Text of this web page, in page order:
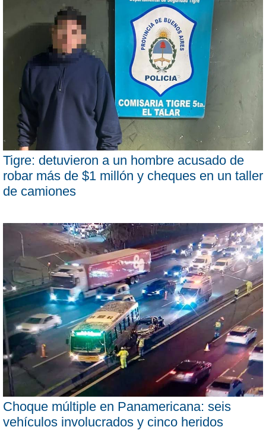
Tigre: detuvieron a un hombre acusado de
robar más de $1 millón y cheques en un taller
de camiones
Choque múltiple en Panamericana: seis
vehículos involucrados y cinco heridos